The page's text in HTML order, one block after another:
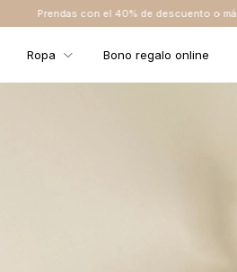
de descuento o más NO TIENEN CAMBIO NI
Ropa Bono regalo online